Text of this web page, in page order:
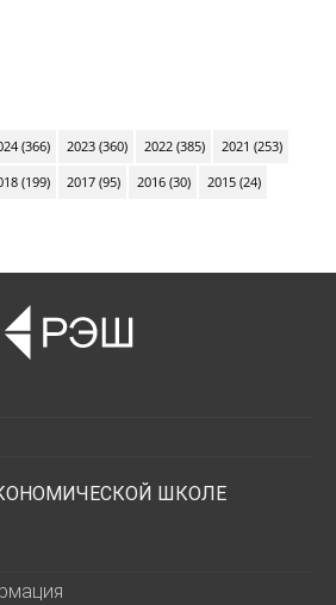
(366) 2023 (360) 2022 (385)
2021 (253)
(199) 2017 (95) 2016 (30) 2015 (24)
ШКОЛЕ